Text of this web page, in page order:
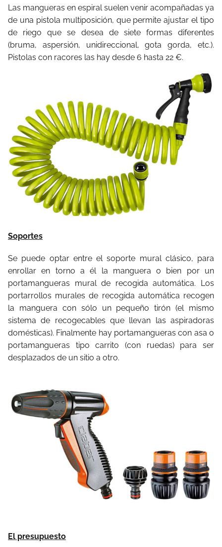
Las mangueras en espiral suelen venir acompañadas ya
de una pistola multiposición, que permite ajustar el tipo
de riego que se desea de siete formas diferentes
(bruma, aspersión, unidireccional, gota gorda, etc.).
Pistolas con racores las hay desde 6 hasta 22 €.
Soportes
Se puede optar entre el soporte mural clásico, para
enrollar en torno a él la manguera o bien por un
portamangueras mural de recogida automática. Los
portarrollos murales de recogida automática recogen
la manguera con sólo un pequeño tirón (el mismo
sistema de recogecables que llevan las aspiradoras
domésticas). Finalmente hay portamangueras con asa o
portamangueras tipo carrito (con ruedas) para ser
desplazados de un sitio a otro.
El presupuesto